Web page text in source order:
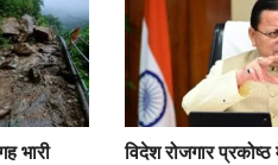
भारी
विदेश रोजगार